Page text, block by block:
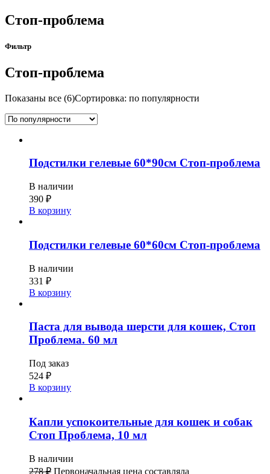
Стоп-проблема
Фильтр
Стоп-проблема
Показаны все (6)Сортировка: по популярности
Подстилки гелевые 60*90см Стоп-проблема
В наличии
390 ₽
В корзину
Подстилки гелевые 60*60см Стоп-проблема
В наличии
331 ₽
В корзину
Паста для вывода шерсти для кошек, Стоп
Проблема. 60 мл
Под заказ
524 ₽
В корзину
Капли успокоительные для кошек и собак
Стоп Проблема, 10 мл
В наличии
278₽ Первоначальная цена составляла